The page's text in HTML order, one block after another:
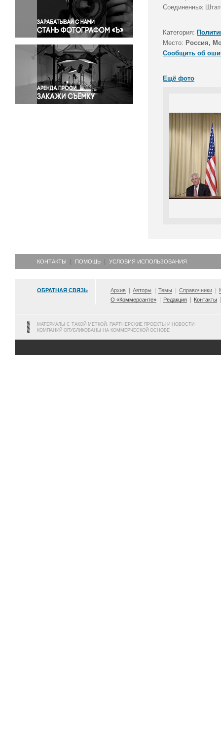
Правосудие
Происшествия и конфликты
Религия
Светская жизнь
Спорт
Экология
Экономика и бизнес
Соединенных
Категория:
Место: Россия,
Сообщить об
Ещё фото
КОНТАКТЫ ПОМОЩЬ УСЛОВИЯ ИСПОЛЬЗОВАНИЯ
ОБРАТНАЯ СВЯЗЬ Архив Авторы Темы Справочники
О «Коммерсанте»
Редакция Контакты
МАТЕРИАЛЫ С ТАКОЙ МЕТКОЙ, ПАРТНЕРСКИЕ ПРОЕКТЫ И НОВОСТИ
КОМПАНИЙ ОПУБЛИКОВАНЫ НА КОММЕРЧЕСКОЙ ОСНОВЕ